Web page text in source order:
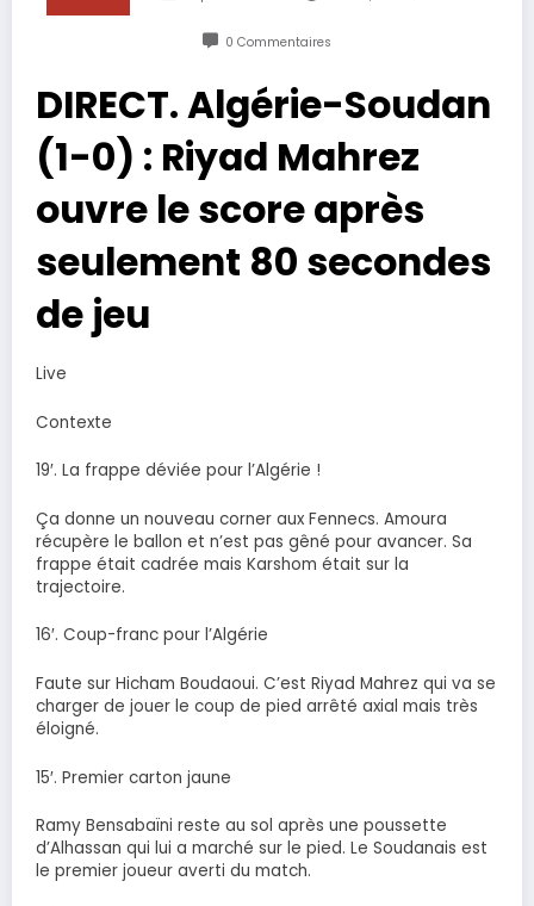
0 Commentaires
DIRECT. Algérie-Soudan
(1-0) : Riyad Mahrez
ouvre le score après
seulement 80 secondes
de jeu
Live
Contexte
19′. La frappe déviée pour l’Algérie !
Ça donne un nouveau corner aux Fennecs. Amoura
récupère le ballon et n’est pas gêné pour avancer. Sa
frappe était cadrée mais Karshom était sur la
trajectoire.
16′. Coup-franc pour l’Algérie
Faute sur Hicham Boudaoui. C’est Riyad Mahrez qui va se
charger de jouer le coup de pied arrêté axial mais très
éloigné.
15′. Premier carton jaune
Ramy Bensabaïni reste au sol après une poussette
d’Alhassan qui lui a marché sur le pied. Le Soudanais est
le premier joueur averti du match.